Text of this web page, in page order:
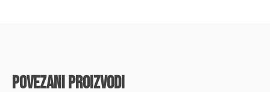
povezani proizvodi